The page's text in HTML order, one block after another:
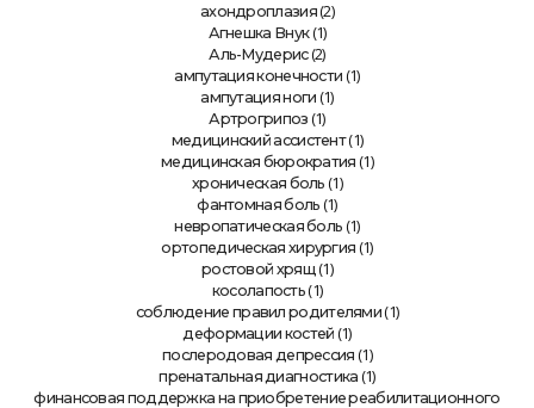
ахондроплазия(2)
Агнешка Внук(1)
Аль-Мудерис(2)
ампутация конечности (1)
ампутация ноги (1)
Артрогрипоз (1)
медицинский ассистент(1)
медицинская бюрократия (1)
хроническая боль (1)
фантомная боль (1)
невропатическая боль (1)
ортопедическая хирургия (1)
ростовой хрящ(1)
косолапость (1)
соблюдение правил родителями (1)
деформации костей (1)
послеродовая депрессия (1)
пренатальная диагностика (1)
финансовая поддержка на приобретение реабилитационного